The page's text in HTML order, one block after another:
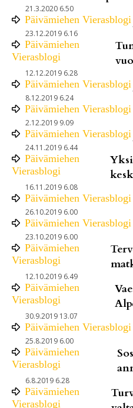
21.3.2020 6.50
Päivämiehen Vierasblogi
23.12.2019 6.16
Päivämiehen
Vierasblogi
12.12.2019 6.28
Päivämiehen Vierasblogi
8.12.2019 6.24
Päivämiehen Vierasblogi
2.12.2019 9.09
Päivämiehen Vierasblogi
24.11.2019 6.44
Päivämiehen
Vierasblogi
16.11.2019 6.08
Päivämiehen Vierasblogi
26.10.2019 6.00
Päivämiehen Vierasblogi
23.10.2019 6.00
Päivämiehen
Vierasblogi
12.10.2019 6.49
Päivämiehen
Vierasblogi
30.9.2019 13.07
Päivämiehen Vierasblogi
25.8.2019 6.00
Päivämiehen
Vierasblogi
6.8.2019 6.28
Päivämiehen
Vierasblogi